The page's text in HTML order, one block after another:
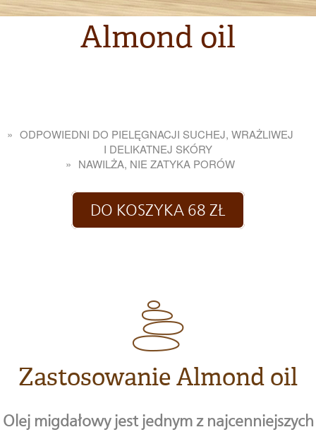
Almond oil
ODPOWIEDNI DO PIELĘGNACJI SUCHEJ, WRAŻLIWEJ
I DELIKATNEJ SKÓRY
NAWILŻA, NIE ZATYKA PORÓW
DO KOSZYKA 68 ZŁ
Zastosowanie Almond oil
Olej migdałowy jest jednym z najcenniejszych